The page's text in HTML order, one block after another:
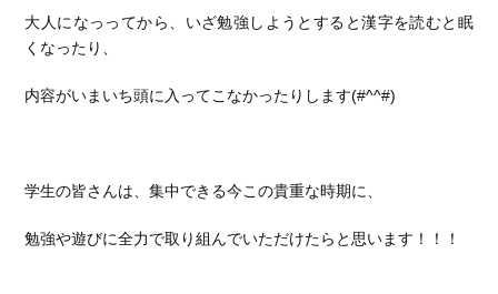
大人になっってから、いざ勉強しようとすると漢字を読むと眠
くなったり、
内容がいまいち頭に入ってこなかったりします(#^^#)
学生の皆さんは、集中できる今この貴重な時期に、
勉強や遊びに全力で取り組んでいただけたらと思います！！！